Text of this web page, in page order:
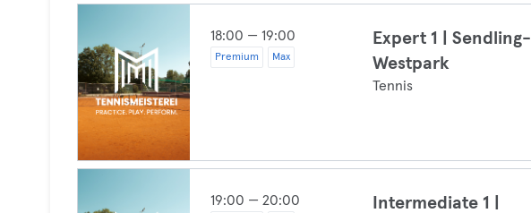
18:00 — 19:00
Premium Max
Expert 1 | Sendling-
Westpark
Tennis
19:00 — 20:00
Intermediate 1 |